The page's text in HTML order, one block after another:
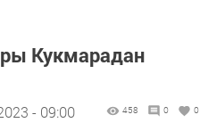
Кукмарадан
- 09:00 458 0 0